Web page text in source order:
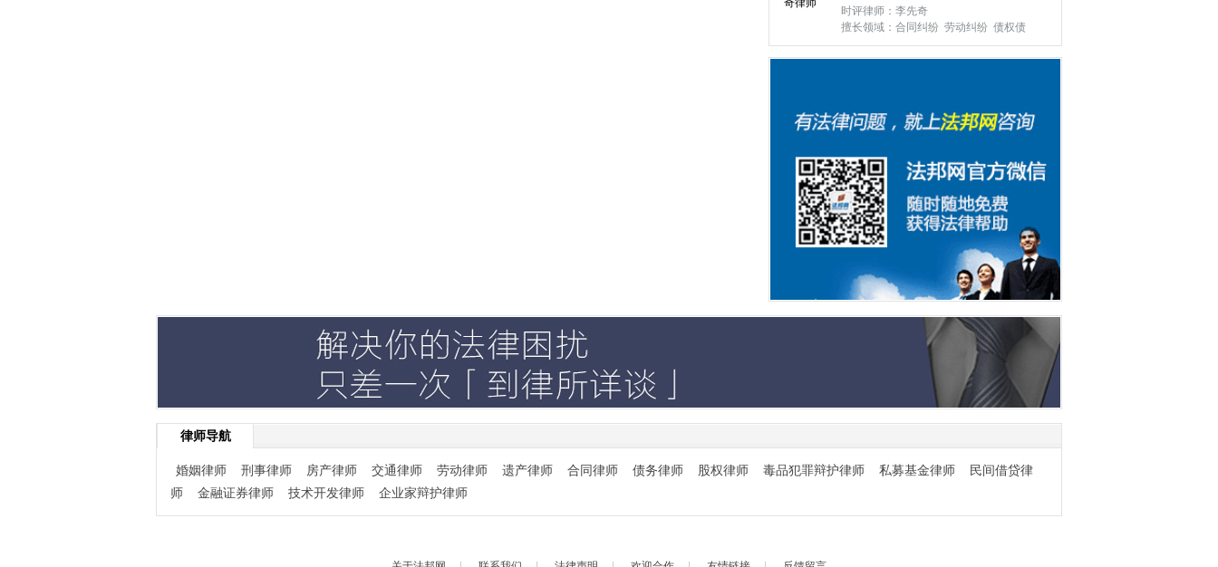
时评律师：李先奇
擅长领域：合同纠纷 劳动纠纷 债权债
务 公司并购 股份转让 企业改制 刑事辩
护 外商投资 常年顾问 私人律师
律师导航
婚姻律师 刑事律师 房产律师 交通律师 劳动律师 遗产律师 合同律师 债务律师 股权律师 毒品犯罪辩护律师 私募基金律师
民间借贷律
师
金融证券律师 技术开发律师 企业家辩护律师